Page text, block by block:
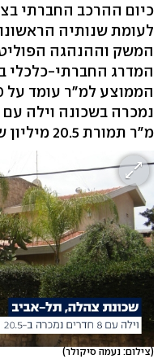
כיום ההרכב החברתי
לעומת שנותיה
המשק וההנהגה
מ"ר תמורת 20.5 מיליון שקלים - עסקת שיא.
(צילום: נעמה סיקולר)